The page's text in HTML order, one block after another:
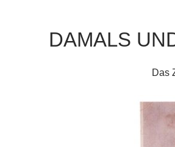
DAMALS
Das